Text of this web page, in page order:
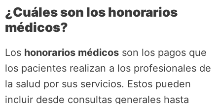
¿Cuáles son los honorarios
médicos?
Los honorarios médicos son los pagos que
los pacientes realizan a los profesionales de
la salud por sus servicios. Estos pueden
incluir desde consultas generales hasta